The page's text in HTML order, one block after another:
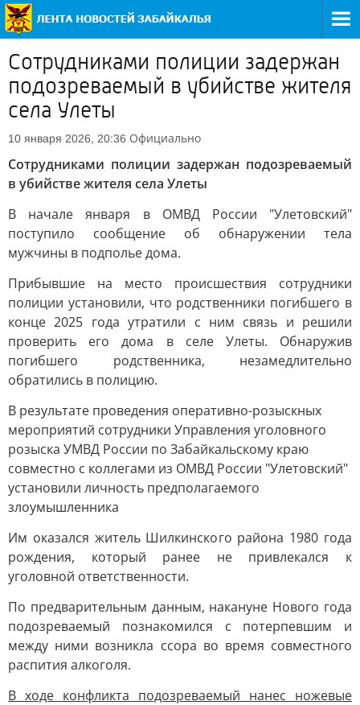
Сотрудниками полиции задержан
подозреваемый в убийстве жителя
села Улеты
10 января 2026, 20:36 Официально
Сотрудниками полиции задержан подозреваемый
в убийстве жителя села Улеты
В начале января в ОМВД России "Улетовский"
поступило сообщение об обнаружении тела
мужчины в подполье дома.
Прибывшие на место происшествия сотрудники
полиции установили, что родственники погибшего в
конце 2025 года утратили с ним связь и решили
проверить его дома в селе Улеты. Обнаружив
погибшего родственника, незамедлительно
обратились в полицию.
В результате проведения оперативно-розыскных
мероприятий сотрудники Управления уголовного
розыска УМВД России по Забайкальскому краю
совместно с коллегами из ОМВД России "Улетовский"
установили личность предполагаемого
злоумышленника
Им оказался житель Шилкинского района 1980 года
рождения, который ранее не привлекался к
уголовной ответственности.
По предварительным данным, накануне Нового года
подозреваемый познакомился с потерпевшим и
между ними возникла ссора во время совместного
распития алкоголя.
В ходе конфликта подозреваемый нанес ножевые